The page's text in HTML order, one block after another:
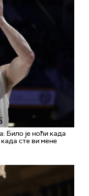
Било је ноћи када
сте ви мене